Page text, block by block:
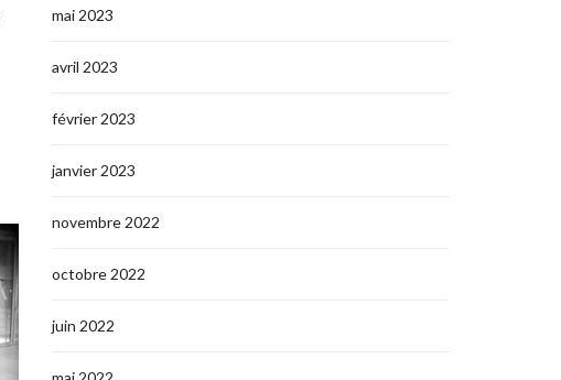
mai 2023
avril 2023
février 2023
janvier 2023
novembre 2022
octobre 2022
juin 2022